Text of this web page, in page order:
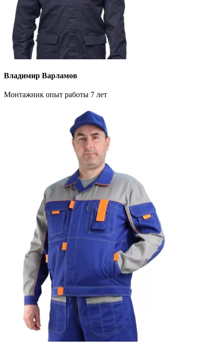
Владимир Варламов
Монтажник опыт работы 7 лет